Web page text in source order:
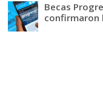
Becas
confirmaron